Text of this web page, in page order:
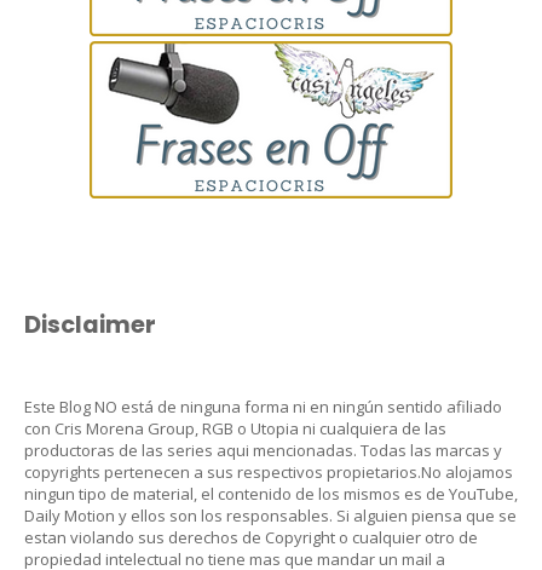
Disclaimer
Este Blog NO está de ninguna forma ni en ningún sentido afiliado
con Cris Morena Group, RGB o Utopia ni cualquiera de las
productoras de las series aqui mencionadas. Todas las marcas y
copyrights pertenecen a sus respectivos propietarios.No alojamos
ningun tipo de material, el contenido de los mismos es de YouTube,
Daily Motion y ellos son los responsables. Si alguien piensa que se
estan violando sus derechos de Copyright o cualquier otro de
propiedad intelectual no tiene mas que mandar un mail a